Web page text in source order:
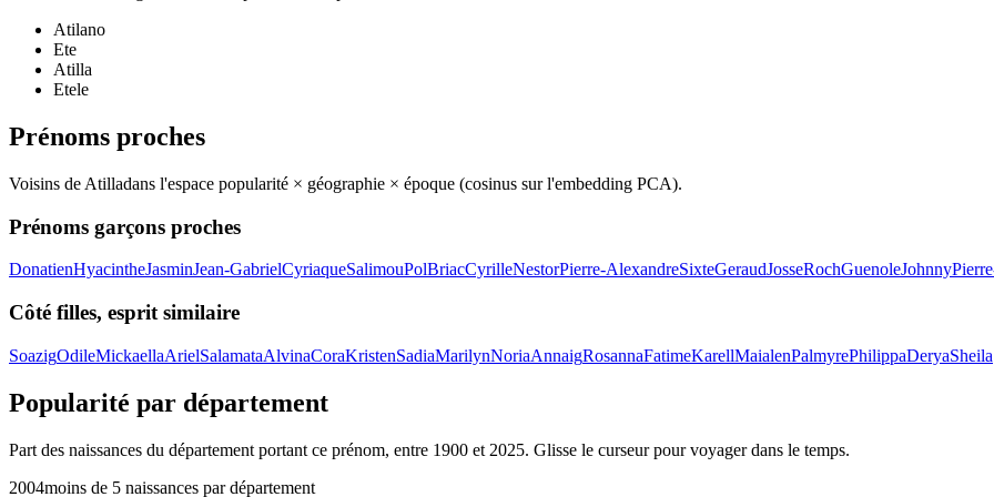
Atilano
Ete
Atilla
Etele
Prénoms proches
Voisins de Atilladans l'espace popularité × géographie × époque (cosinus sur l'embedding PCA).
Prénoms garçons proches
DonatienHyacintheJasminJean-GabrielCyriaqueSalimouPolBriacCyrilleNestorPierre-AlexandreSixteGeraudJosseRochGuenoleJohnny
Côté filles, esprit similaire
SoazigOdileMickaellaArielSalamataAlvinaCoraKristenSadiaMarilynNoriaAnnaigRosannaFatimeKarellMaialenPalmyrePhilippaDeryaSheila
Popularité par département
Part des naissances du département portant ce prénom, entre 1900 et 2025. Glisse le curseur pour voyager dans le temps.
2004moins de 5 naissances par département